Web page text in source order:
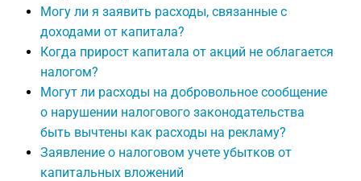
Могу ли я заявить расходы, связанные с
доходами от капитала?
Когда прирост капитала от акций не облагается
налогом?
Могут ли расходы на добровольное сообщение
о нарушении налогового законодательства
быть вычтены как расходы на рекламу?
Заявление о налоговом учете убытков от
капитальных вложений